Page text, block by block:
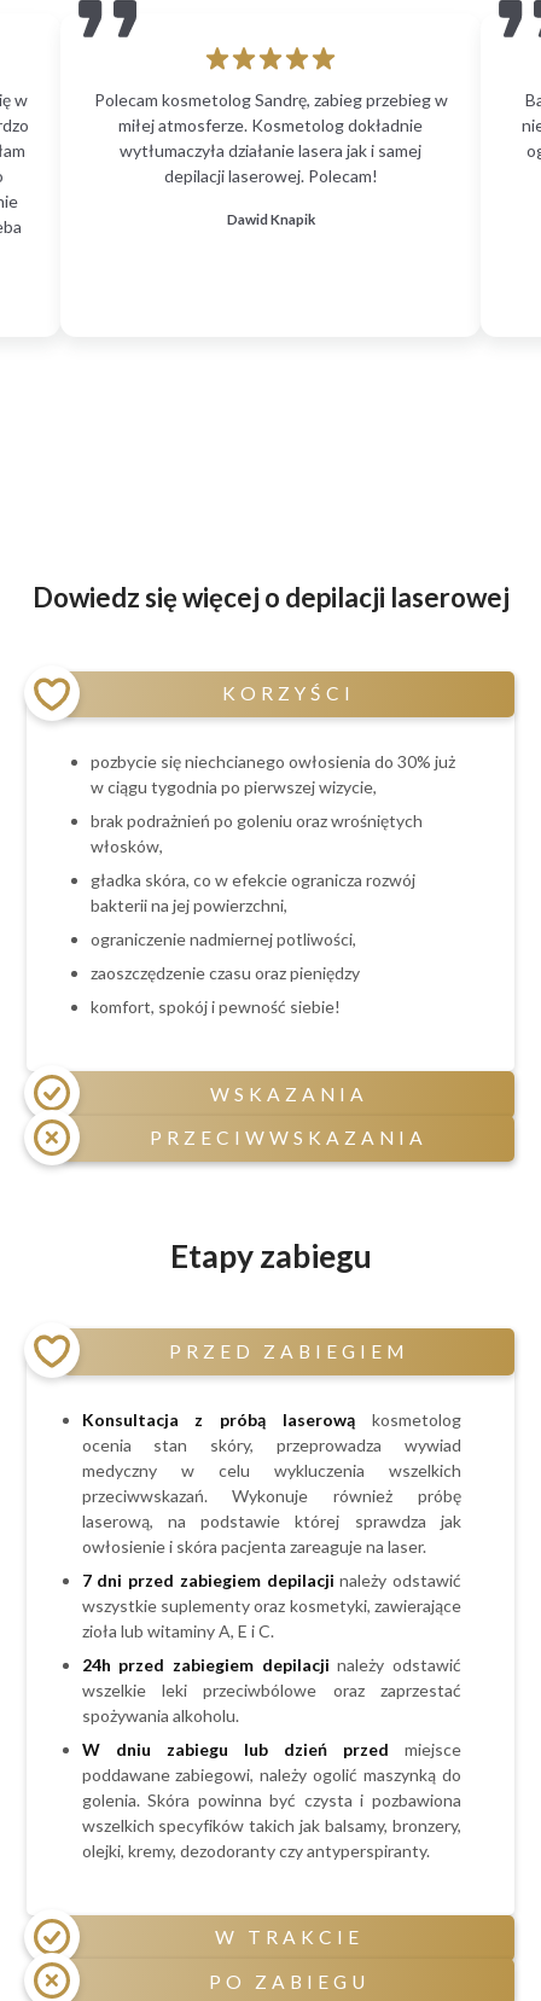
w
Polecam kosmetolog Sandrę, zabieg przebieg w
miłej atmosferze. Kosmetolog dokładnie
wytłumaczyła działanie lasera jak i samej
depilacji laserowej. Polecam!
Dawid Knapik
Dowiedz się więcej o depilacji laserowej
KORZYŚCI
pozbycie się niechcianego owłosienia do 30% już
w ciągu tygodnia po pierwszej wizycie,
brak podrażnień po goleniu oraz wrośniętych
włosków,
gładka skóra, co w efekcie ogranicza rozwój
bakterii na jej powierzchni,
ograniczenie nadmiernej potliwości,
zaoszczędzenie czasu oraz pieniędzy
komfort, spokój i pewność siebie!
WSKAZANIA
niechciane owłosienie na ciele,
czerwone krosty po goleniu,
PRZECIWWSKAZANIA
świeżo opalony obszar depilacji,
antydepresyjnych, psychotropowych,
hormonalnych, światłouczulających oraz
antybiotyków,
spożywanie alkoholu (na 24h przed zabiegiem)
Przeciwwskazania bezwzględne stałe:
przewlekłe choroby skóry np. bielactwo,
łuszczyca,
metalowe implanty lub stymulatory serca,
choroby nowotworowe,
zaburzenia krzepnięcia krwi,
tendencje do powstawanie przebrwień i
bliznowców.
Etapy zabiegu
PRZED ZABIEGIEM
Konsultacja z próbą laserową kosmetolog
ocenia stan skóry, przeprowadza wywiad
medyczny w celu wykluczenia wszelkich
przeciwwskazań. Wykonuje również próbę
laserową, na podstawie której sprawdza jak
owłosienie i skóra pacjenta zareaguje na laser.
7 dni przed zabiegiem depilacji należy odstawić
wszystkie suplementy oraz kosmetyki, zawierające
zioła lub witaminy A, E i C.
24h przed zabiegiem depilacji należy odstawić
wszelkie leki przeciwbólowe oraz zaprzestać
spożywania alkoholu.
W dniu zabiegu lub dzień przed miejsce
poddawane zabiegowi, należy ogolić maszynką do
golenia. Skóra powinna być czysta i pozbawiona
wszelkich specyfików takich jak balsamy, bronzery,
olejki, kremy, dezodoranty czy antyperspiranty.
W TRAKCIE
PO ZABIEGU